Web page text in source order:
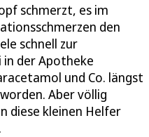
schmerzt, es im
den
schnell zur
der Apotheke
und Co. längst
Aber völlig
diese kleinen Helfer